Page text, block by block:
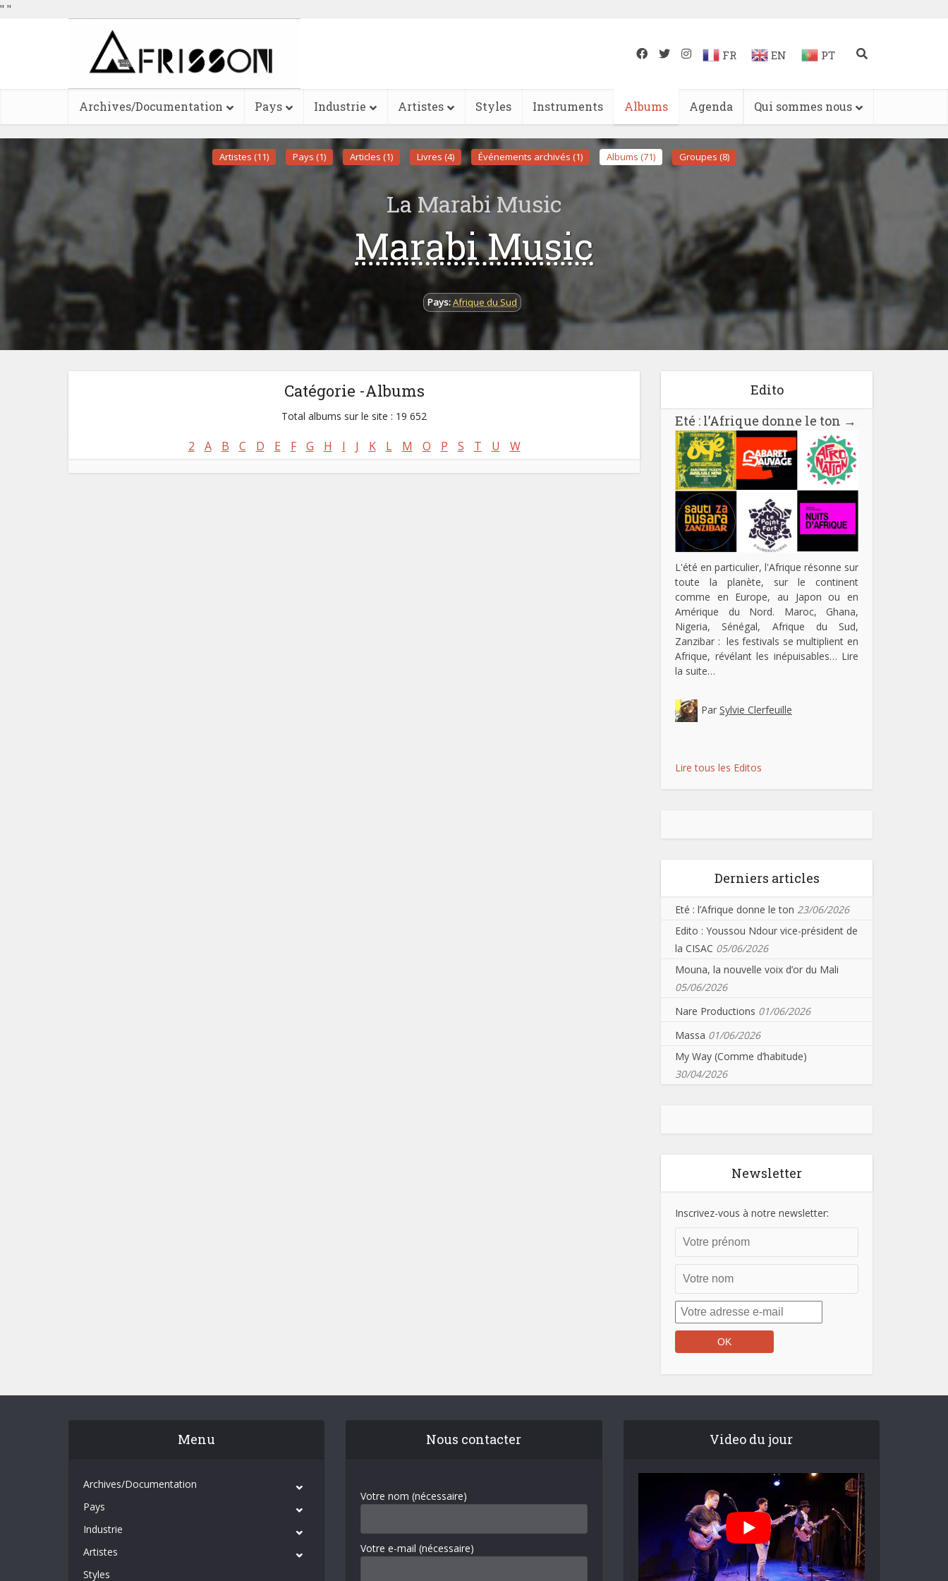
" "
FR EN PT
Archives/Documentation Pays Industrie Artistes Styles Instruments Albums Agenda Qui sommes nous
Artistes (11) Pays (1) Articles (1) Livres (4) Événements archivés (1) Albums (71) Groupes (8)
La Marabi Music
Marabi Music
Pays:Afrique du Sud
Catégorie -Albums
Total albums sur le site : 19 652
2 A B C D E F G H I J K L M O P S T U W
Edito
Eté : l’Afrique donne le ton →
L'été en particulier, l'Afrique résonne sur
toute la planète, sur le continent
comme en Europe, au Japon ou en
Amérique du Nord. Maroc, Ghana,
Nigeria, Sénégal, Afrique du Sud,
Zanzibar : les festivals se multiplient en
Afrique, révélant les inépuisables… Lire
la suite…
Par Sylvie Clerfeuille
Lire tous les Editos
Derniers articles
Eté : l’Afrique donne le ton 23/06/2026
Edito : Youssou Ndour vice-président de
la CISAC 05/06/2026
Mouna, la nouvelle voix d’or du Mali
05/06/2026
Nare Productions 01/06/2026
Massa 01/06/2026
My Way (Comme d’habitude)
30/04/2026
Newsletter
Inscrivez-vous à notre newsletter:
Menu
Archives/Documentation
Pays
Industrie
Artistes
Styles
Nous contacter
Votre nom (nécessaire)
Votre e-mail (nécessaire)
Video du jour